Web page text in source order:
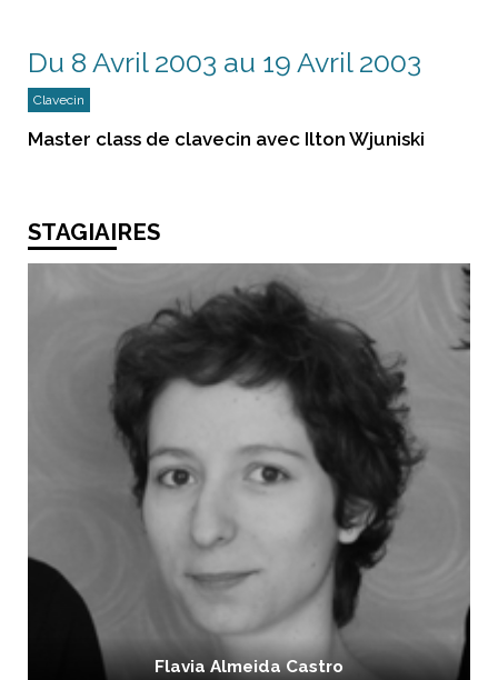
Du 8 Avril 2003 au 19 Avril 2003
Clavecin
Master class de clavecin avec Ilton Wjuniski
STAGIAIRES
Flavia Almeida Castro